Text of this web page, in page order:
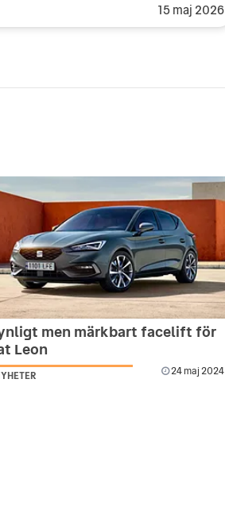
15 maj 2026
men märkbart facelift för
Leon
24 maj 2024